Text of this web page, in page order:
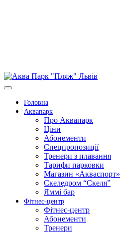
Головна
Аквапарк
Про Аквапарк
Ціни
Абонементи
Спецпропозиції
Тренери з плавання
Тарифи парковки
Магазин «Акваспорт»
Скеледром “Скеля”
Яммі бар
Фітнес-центр
Фітнес-центр
Абонементи
Тренери